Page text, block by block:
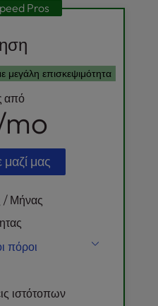
Pros
μεγάλη επισκεψιμότητα
από
μας
/ Μήνας
πόροι
ιστότοπων